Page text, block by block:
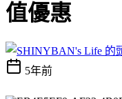
值優惠
5年前